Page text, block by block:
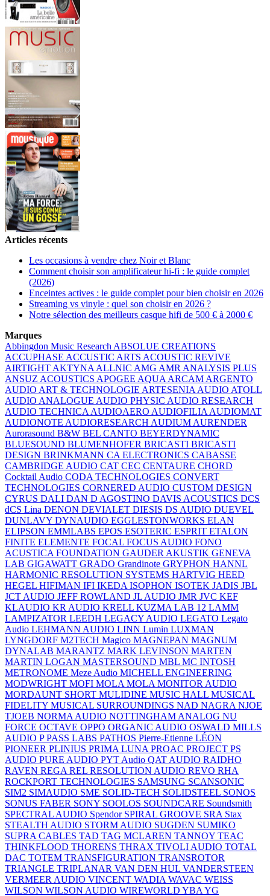
Articles récents
Les occasions à vendre chez Noir et Blanc
Comment choisir son amplificateur hi-fi : le guide complet
(2026)
Enceintes actives : le guide complet pour bien choisir en 2026
Streaming vs vinyle : quel son choisir en 2026 ?
Notre sélection des meilleurs casque hifi de 500 € à 2000 €
Marques
Abbingdon Music Research ABSOLUE CREATIONS
ACCUPHASE ACCUSTIC ARTS ACOUSTIC REVIVE
AIRTIGHT AKTYNA ALLNIC AMG AMR ANALYSIS PLUS
ANSUZ ACOUSTICS APOGEE AQUA ARCAM ARGENTO
AUDIO ART & TECHNOLOGIE ARTESENIA AUDIO ATOLL
AUDIO ANALOGUE AUDIO PHYSIC AUDIO RESEARCH
AUDIO TECHNICA AUDIOAERO AUDIOFILIA AUDIOMAT
AUDIONOTE AUDIORESEARCH AUDIUM AURENDER
Aurorasound B&W BEL CANTO BEYERDYNAMIC
BLUESOUND BLUMENHOFER BRICASTI BRICASTI
DESIGN BRINKMANN CA ELECTRONICS CABASSE
CAMBRIDGE AUDIO CAT CEC CENTAURE CHORD
Cocktail Audio CODA TECHNOLOGIES CONVERT
TECHNOLOGIES CORNERED AUDIO CUSTOM DESIGN
CYRUS DALI DAN D AGOSTINO DAVIS ACOUSTICS DCS
dCS Lina DENON DEVIALET DIESIS DS AUDIO DUEVEL
DUNLAVY DYNAUDIO EGGLESTONWORKS ELAN
ELIPSON EMMLABS EPOS ESOTERIC ESPRIT ETALON
FINITE ELEMENTE FOCAL FOCUS AUDIO FONO
ACUSTICA FOUNDATION GAUDER AKUSTIK GENEVA
LAB GIGAWATT GRADO Grandinote GRYPHON HANNL
HARMONIC RESOLUTION SYSTEMS HARTVIG HEED
HEGEL HIFIMAN IFI IKEDA ISOPHON ISOTEK JADIS JBL
JCT AUDIO JEFF ROWLAND JL AUDIO JMR JVC KEF
KLAUDIO KR AUDIO KRELL KUZMA LAB 12 LAMM
LAMPIZATOR LEEDH LEGACY AUDIO LEGATO Legato
Audio LEHMANN AUDIO LINN Lumin LUXMAN
LYNGDORF M2TECH Magico MAGNEPAN MAGNUM
DYNALAB MARANTZ MARK LEVINSON MARTEN
MARTIN LOGAN MASTERSOUND MBL MC INTOSH
METRONOME Meze Audio MICHELL ENGINEERING
MODWRIGHT MOFI MOLA MOLA MONITOR AUDIO
MORDAUNT SHORT MULIDINE MUSIC HALL MUSICAL
FIDELITY MUSICAL SURROUNDINGS NAD NAGRA NJOE
TJOEB NORMA AUDIO NOTTINGHAM ANALOG NU
FORCE OCTAVE OPPO ORGANIC AUDIO OSWALD MILLS
AUDIO PPASS LABS PATHOS Pierre-Etienne LÉON
PIONEER PLINIUS PRIMA LUNA PROAC PROJECT PS
AUDIO PURE AUDIO PYT Audio QAT AUDIO RAIDHO
RAVEN REGA REL RESOLUTION AUDIO REVO RHA
ROCKPORT TECHNOLOGIES SAMSUNG SCANSONIC
SIM2 SIMAUDIO SME SOLID-TECH SOLIDSTEEL SONOS
SONUS FABER SONY SOOLOS SOUNDCARE Soundsmith
SPECTRAL AUDIO Spendor SPIRAL GROOVE SRA Stax
STEALTH AUDIO STORM AUDIO SUGDEN SUMIKO
SUPRA CABLES TAD TAG MCLAREN TANNOY TEAC
THINKFLOOD THORENS THRAX TIVOLI AUDIO TOTAL
DAC TOTEM TRANSFIGURATION TRANSROTOR
TRIANGLE TRIPLANAR VAN DEN HUL VANDERSTEEN
VERMEER AUDIO VINCENT WADIA WAVAC WEISS
WILSON WILSON AUDIO WIREWORLD YBA YG